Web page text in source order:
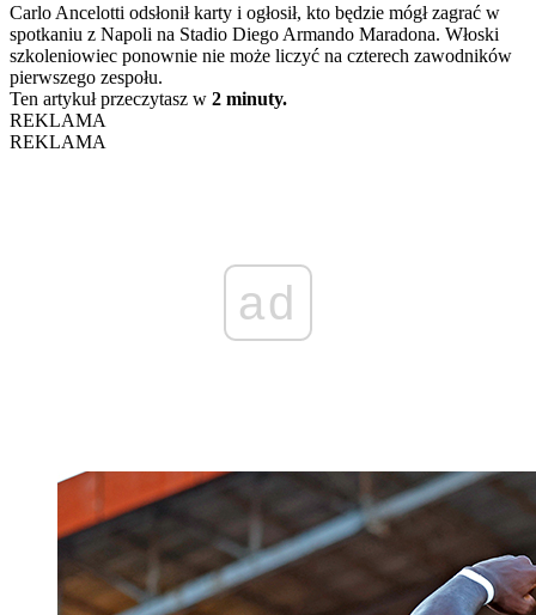
Carlo Ancelotti odsłonił karty i ogłosił, kto będzie mógł zagrać w
spotkaniu z Napoli na Stadio Diego Armando Maradona. Włoski
szkoleniowiec ponownie nie może liczyć na czterech zawodników
pierwszego zespołu.
Ten artykuł przeczytasz w 2 minuty.
REKLAMA
REKLAMA
ad